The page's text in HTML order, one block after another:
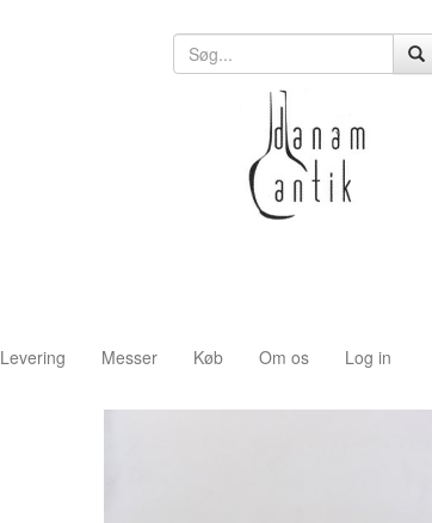
Levering Messer Køb Om os Log in